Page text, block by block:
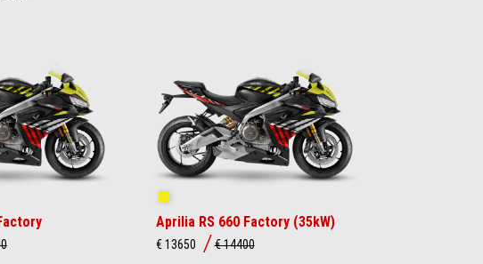
Aprilia RS 660 Factory (35kW)
€ 13650 € 14400